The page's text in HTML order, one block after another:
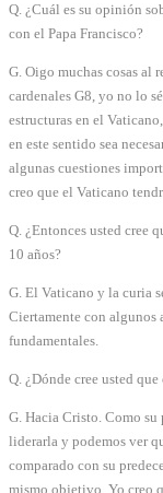
Q. ¿Cuál es su opinión
con el Papa Francisco?
G. Oigo muchas cosas al
cardenales G8, yo no lo
estructuras en el
en este sentido sea
algunas cuestiones
creo que el Vaticano
Q. ¿Entonces usted cree
10 años?
G. El Vaticano y la curia
Ciertamente con algunos
fundamentales.
Q. ¿Dónde cree usted
G. Hacia Cristo. Como su
liderarla y podemos ver
comparado con su
mismo objetivo. Yo creo